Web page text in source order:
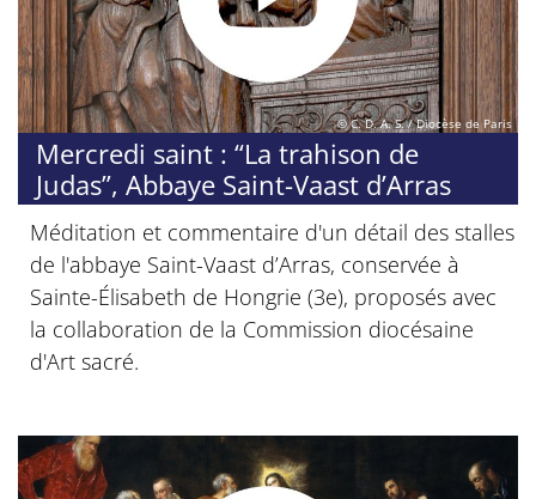
© C. D. A. S. / Diocèse de Paris
Mercredi saint : “La trahison de
Judas”, Abbaye Saint-Vaast d’Arras
Méditation et commentaire d'un détail des stalles
de l'abbaye Saint-Vaast d’Arras, conservée à
Sainte-Élisabeth de Hongrie (3e), proposés avec
la collaboration de la Commission diocésaine
d'Art sacré.